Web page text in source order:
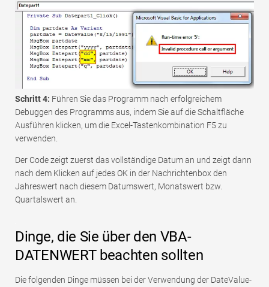
Schritt 4: Führen Sie das Programm nach erfolgreichem
Debuggen des Programms aus, indem Sie auf die Schaltfläche
Ausführen klicken, um die Excel-Tastenkombination F5 zu
verwenden.
Der Code zeigt zuerst das vollständige Datum an und zeigt dann
nach dem Klicken auf jedes OK in der Nachrichtenbox den
Jahreswert nach diesem Datumswert, Monatswert bzw.
Quartalswert an.
Dinge, die Sie über den VBA-
DATENWERT beachten sollten
Die folgenden Dinge müssen bei der Verwendung der DateValue-